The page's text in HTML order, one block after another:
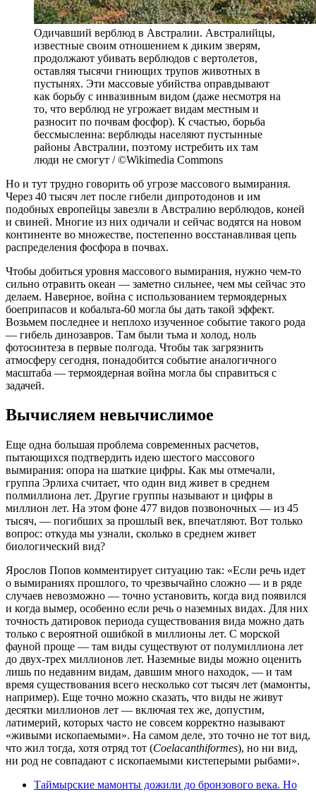
Одичавший верблюд в Австралии. Австралийцы,
известные своим отношением к диким зверям,
продолжают убивать верблюдов с вертолетов,
оставляя тысячи гниющих трупов животных в
пустынях. Эти массовые убийства оправдывают
как борьбу с инвазивным видом (даже несмотря на
то, что верблюд не угрожает видам местным и
разносит по почвам фосфор). К счастью, борьба
бессмысленна: верблюды населяют пустынные
районы Австралии, поэтому истребить их там
люди не смогут / ©Wikimedia Commons
Но и тут трудно говорить об угрозе массового вымирания.
Через 40 тысяч лет после гибели дипротодонов и им
подобных европейцы завезли в Австралию верблюдов, коней
и свиней. Многие из них одичали и сейчас водятся на новом
континенте во множестве, постепенно восстанавливая цепь
распределения фосфора в почвах.
Чтобы добиться уровня массового вымирания, нужно чем-то
сильно отравить океан — заметно сильнее, чем мы сейчас это
делаем. Наверное, война с использованием термоядерных
боеприпасов и кобальта-60 могла бы дать такой эффект.
Возьмем последнее и неплохо изученное событие такого рода
— гибель динозавров. Там были тьма и холод, ноль
фотосинтеза в первые полгода. Чтобы так загрязнить
атмосферу сегодня, понадобится событие аналогичного
масштаба — термоядерная война могла бы справиться с
задачей.
Вычисляем невычислимое
Еще одна большая проблема современных расчетов,
пытающихся подтвердить идею шестого массового
вымирания: опора на шаткие цифры. Как мы отмечали,
группа Эрлиха считает, что один вид живет в среднем
полмиллиона лет. Другие группы называют и цифры в
миллион лет. На этом фоне 477 видов позвоночных — из 45
тысяч, — погибших за прошлый век, впечатляют. Вот только
вопрос: откуда мы узнали, сколько в среднем живет
биологический вид?
Ярослов Попов комментирует ситуацию так: «Если речь идет
о вымираниях прошлого, то чрезвычайно сложно — и в ряде
случаев невозможно — точно установить, когда вид появился
и когда вымер, особенно если речь о наземных видах. Для них
точность датировок периода существования вида можно дать
только с вероятной ошибкой в миллионы лет. С морской
фауной проще — там виды существуют от полумиллиона лет
до двух-трех миллионов лет. Наземные виды можно оценить
лишь по недавним видам, давшим много находок, — и там
время существования всего несколько сот тысяч лет (мамонты,
например). Еще точно можно сказать, что виды не живут
десятки миллионов лет — включая тех же, допустим,
латимерий, которых часто не совсем корректно называют
«живыми ископаемыми». На самом деле, это точно не тот вид,
что жил тогда, хотя отряд тот (Coelacanthiformes), но ни вид,
ни род не совпадают с ископаемыми кистеперыми рыбами».
Таймырские мамонты дожили до бронзового века. Но